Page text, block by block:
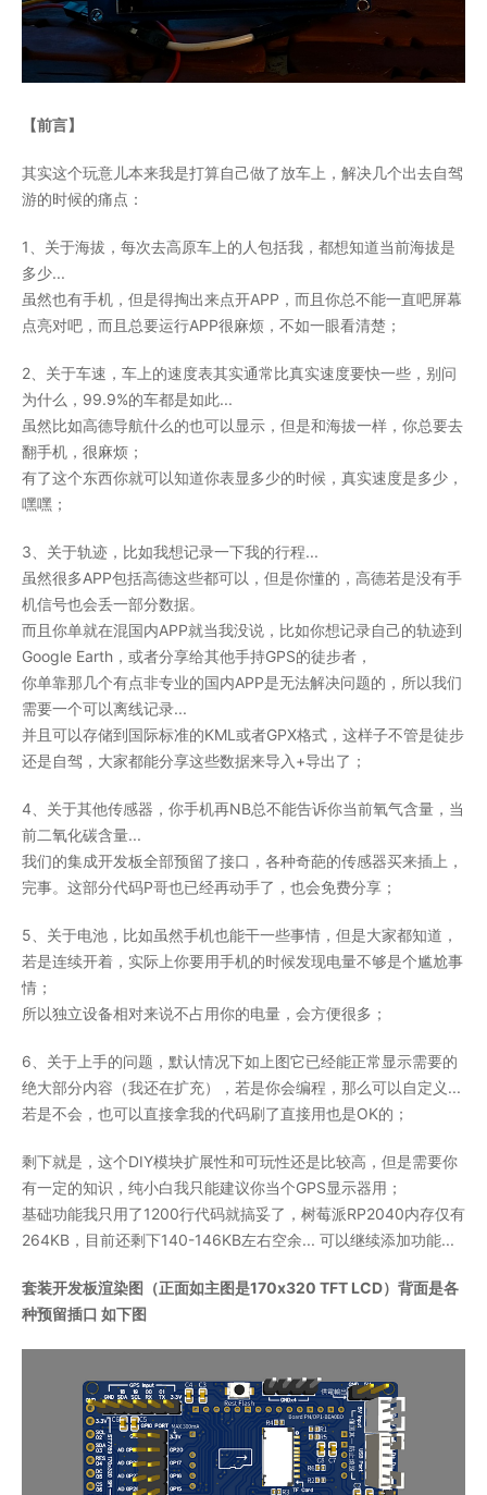
【前言】
其实这个玩意儿本来我是打算自己做了放车上，解决几个出去自驾
游的时候的痛点：
1、关于海拔，每次去高原车上的人包括我，都想知道当前海拔是
多少...
虽然也有手机，但是得掏出来点开APP，而且你总不能一直吧屏幕
点亮对吧，而且总要运行APP很麻烦，不如一眼看清楚；
2、关于车速，车上的速度表其实通常比真实速度要快一些，别问
为什么，99.9%的车都是如此...
虽然比如高德导航什么的也可以显示，但是和海拔一样，你总要去
翻手机，很麻烦；
有了这个东西你就可以知道你表显多少的时候，真实速度是多少，
嘿嘿；
3、关于轨迹，比如我想记录一下我的行程...
虽然很多APP包括高德这些都可以，但是你懂的，高德若是没有手
机信号也会丢一部分数据。
而且你单就在混国内APP就当我没说，比如你想记录自己的轨迹到
Google Earth，或者分享给其他手持GPS的徒步者，
你单靠那几个有点非专业的国内APP是无法解决问题的，所以我们
需要一个可以离线记录...
并且可以存储到国际标准的KML或者GPX格式，这样子不管是徒步
还是自驾，大家都能分享这些数据来导入+导出了；
4、关于其他传感器，你手机再NB总不能告诉你当前氧气含量，当
前二氧化碳含量...
我们的集成开发板全部预留了接口，各种奇葩的传感器买来插上，
完事。这部分代码P哥也已经再动手了，也会免费分享；
5、关于电池，比如虽然手机也能干一些事情，但是大家都知道，
若是连续开着，实际上你要用手机的时候发现电量不够是个尴尬事
情；
所以独立设备相对来说不占用你的电量，会方便很多；
6、关于上手的问题，默认情况下如上图它已经能正常显示需要的
绝大部分内容（我还在扩充），若是你会编程，那么可以自定义...
若是不会，也可以直接拿我的代码刷了直接用也是OK的；
剩下就是，这个DIY模块扩展性和可玩性还是比较高，但是需要你
有一定的知识，纯小白我只能建议你当个GPS显示器用；
基础功能我只用了1200行代码就搞妥了，树莓派RP2040内存仅有
264KB，目前还剩下140-146KB左右空余... 可以继续添加功能...
套装开发板渲染图（正面如主图是170x320 TFT LCD）背面是各
种预留插口 如下图